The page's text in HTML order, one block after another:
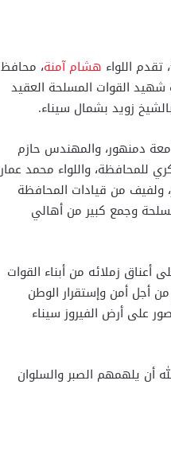
اللواء هشام آمنة، محافظ
شهيد القوات المسلحة العقيد
زويد بشمال سيناء.
دمنهور، والمهندس حازم
للمحافظة، واللواء محمد عمار
ولفيف من قيادات المحافظة
وجمع كبير من أهالي
زملائه من أبناء القوات
أجل أمن وإستقرار الوطن
على أرض الفيروز سيناء
أن يلهمهم الصبر والسلوان